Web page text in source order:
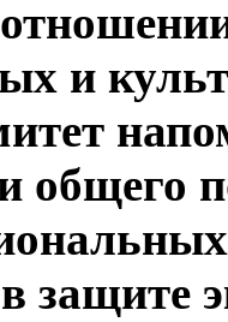
и
общего
защите